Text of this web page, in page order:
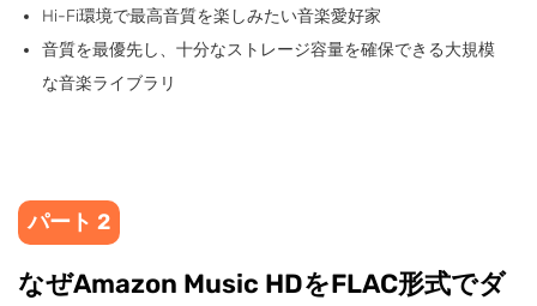
Hi-Fi環境で最高音質を楽しみたい音楽愛好家
音質を最優先し、十分なストレージ容量を確保できる大規模
な音楽ライブラリ
パート 2
なぜAmazon Music HDをFLAC形式でダ